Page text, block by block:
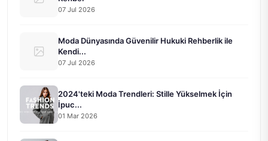
07 Jul 2026
Moda Dünyasında Güvenilir Hukuki Rehberlik ile
Kendi...
07 Jul 2026
2024'teki Moda Trendleri: Stille Yükselmek İçin
İpuc...
01 Mar 2026